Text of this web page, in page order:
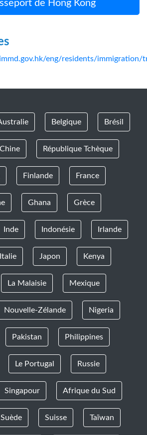
de Hong Kong
eng/residents/
Belgique Brésil
Chine République Tchèque
Finlande France
Ghana Grèce
Inde Indonésie Irlande
Italie Japon Kenya
La Malaisie Mexique
Nouvelle-Zélande Nigeria
Pakistan Philippines
Le Portugal Russie
Singapour Afrique du Sud
Suède Suisse Taïwan